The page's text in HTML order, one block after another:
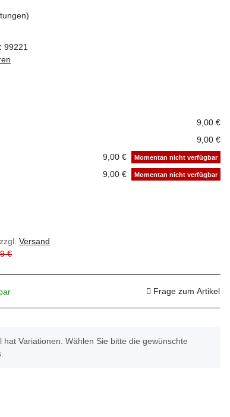
99221
9,00 €
9,00 €
9,00 € Momentan nicht verfügbar
9,00 € Momentan nicht verfügbar
Versand
€
Frage zum Artikel
hat Variationen. Wählen Sie bitte die gewünschte